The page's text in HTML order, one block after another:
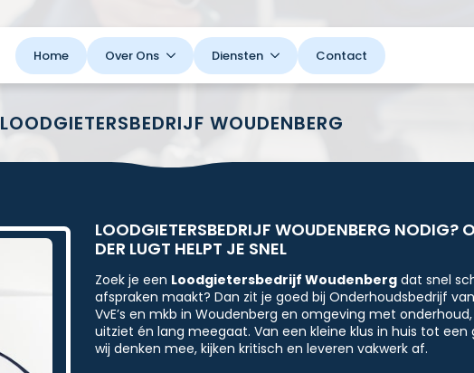
Home Over Ons Diensten Contact
LOODGIETERSBEDRIJF WOUDENBERG
LOODGIETERSBEDRIJF WOUDENBERG NODIG?
DER LUGT HELPT JE SNEL
Zoek je een Loodgietersbedrijf Woudenberg dat snel
afspraken maakt? Dan zit je goed bij Onderhoudsbedrijf
VvE’s en mkb in Woudenberg en omgeving met
uitziet én lang meegaat. Van een kleine klus in huis tot
wij denken mee, kijken kritisch en leveren vakwerk af.